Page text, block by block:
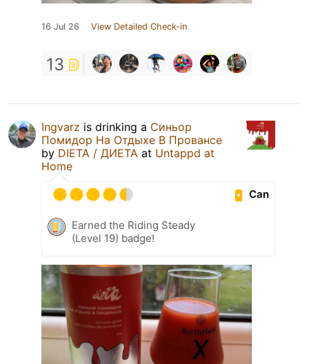
16 Jul 26 View Detailed Check-in
13
Ingvarz is drinking a Синьор
Помидор На Отдыхе В Провансе
by DIETA / ДИЕТА at Untappd at
Home
Can
Earned the Riding Steady
(Level 19) badge!